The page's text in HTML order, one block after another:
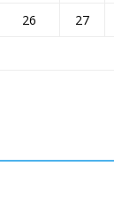
26 27